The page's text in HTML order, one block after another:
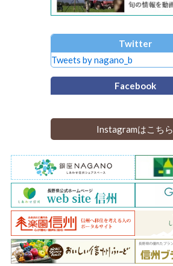
Twitter
Tweets by nagano_b
Facebook
Instagramはこちら